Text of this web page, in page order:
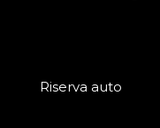
Riserva auto